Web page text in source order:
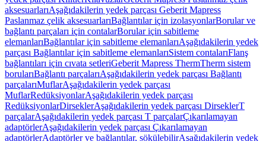
aksesuarlarıAşağıdakilerin yedek parçası Geberit Mapress
Paslanmaz çelik aksesuarlarıBağlantılar için izolasyonlarBorular ve
bağlantı parçaları için contalarBorular için sabitleme
elemanlarıBağlantılar için sabitleme elemanlarıAşağıdakilerin yedek
parçası Bağlantılar için sabitleme elemanlarıSistem contalarıFlanş
bağlantıları için cıvata setleriGeberit Mapress ThermTherm sistem
borularıBağlantı parçalarıAşağıdakilerin yedek parçası Bağlantı
parçalarıMuflarAşağıdakilerin yedek parçası
MuflarRedüksiyonlarAşağıdakilerin yedek parçası
RedüksiyonlarDirseklerAşağıdakilerin yedek parçası DirseklerT
parçalarAşağıdakilerin yedek parçası T parçalarÇıkarılamayan
adaptörlerAşağıdakilerin yedek parçası Çıkarılamayan
adaptörlerAdaptörler ve bağlantılar, sökülebilirAşağıdakilerin yedek